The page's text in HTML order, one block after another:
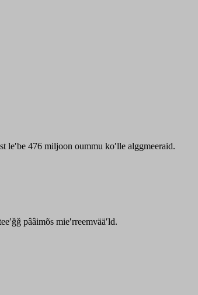
leʹbe 476 miljoon oummu koʹlle alggmeeraid.
pââimõs mieʹrreemvääʹld.